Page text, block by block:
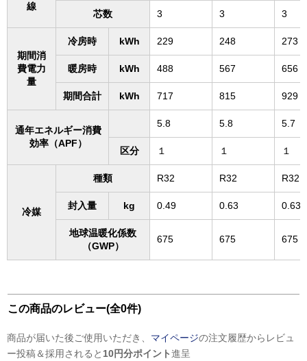
線
芯数 3 3 3
期間消
費電力
量
冷房時 kWh 229 248 273
暖房時 kWh 488 567 656
期間合計 kWh 717 815 929
通年エネルギー消費
効率（APF）
5.8 5.8 5.7
区分 １ １ １
冷媒
種類 R32 R32 R32
封入量 kg 0.49 0.63 0.63
地球温暖化係数
（GWP）
675 675 675
この商品のレビュー(全0件)
商品が届いた後ご使用いただき、 マイページの注文履歴からレビュ
ー投稿＆採用されると 10円分ポイント進呈